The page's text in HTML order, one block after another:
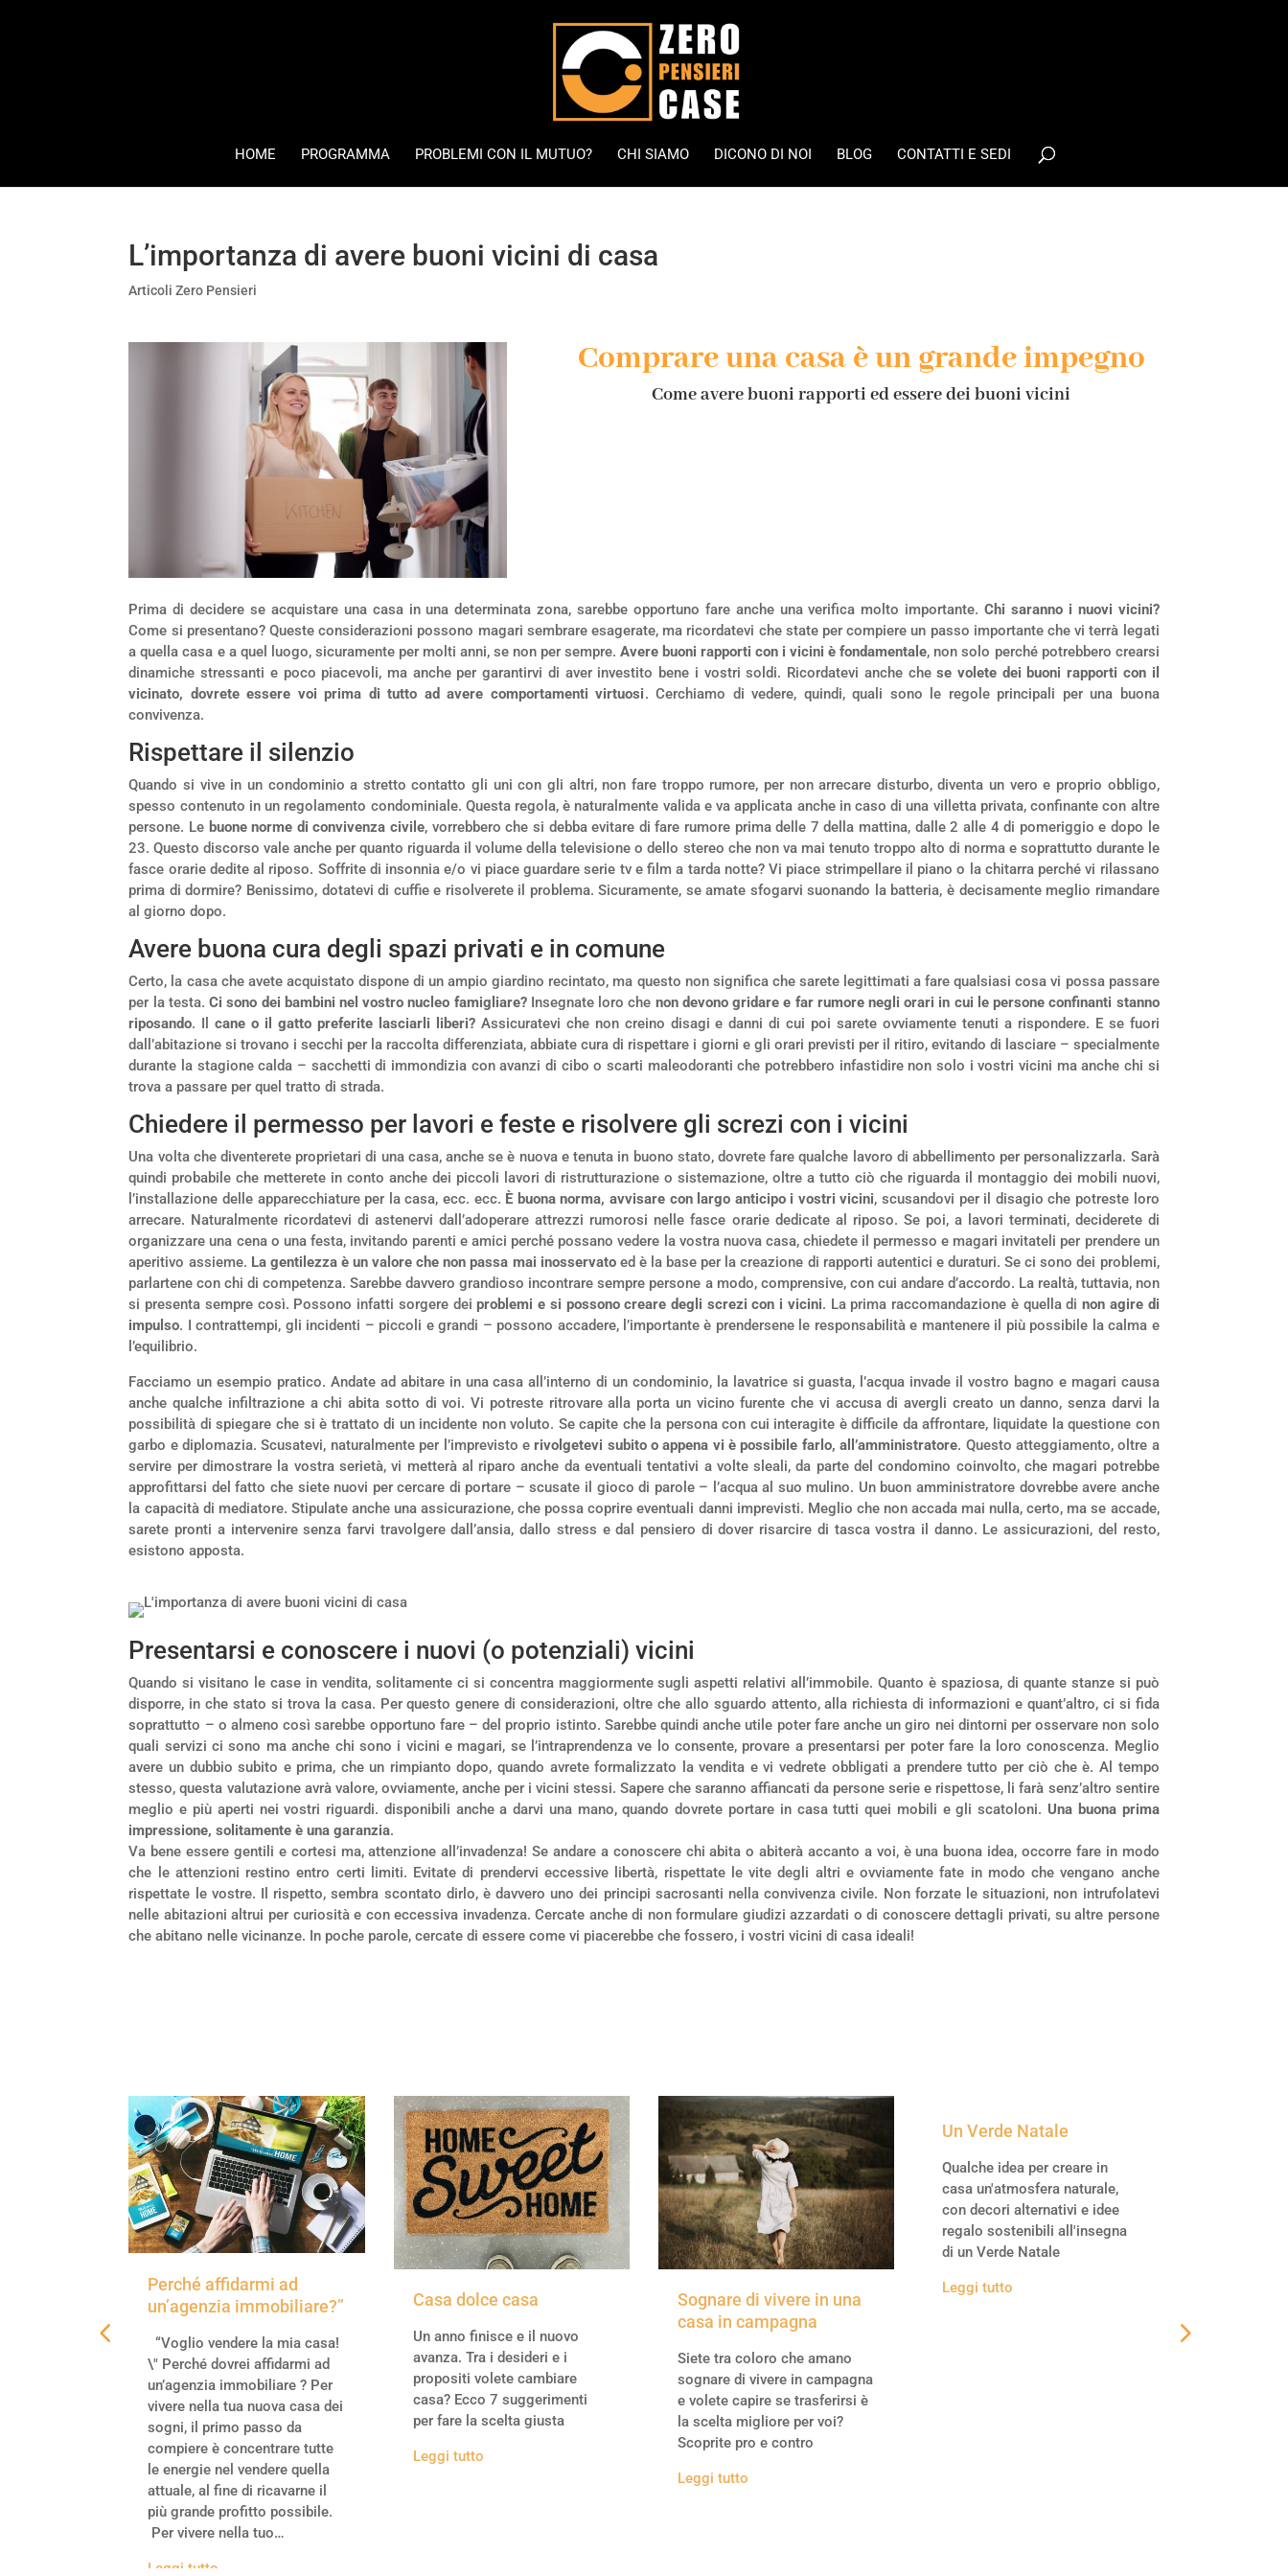
HOME PROGRAMMA PROBLEMI CON IL MUTUO? CHI SIAMO DICONO DI NOI BLOG CONTATTI E SEDI
L’importanza di avere buoni vicini di casa
Articoli Zero Pensieri
Comprare una casa è un grande impegno
Come avere buoni rapporti ed essere dei buoni vicini
Prima di decidere se acquistare una casa in una determinata zona, sarebbe opportuno fare anche una verifica molto importante.Chi saranno i nuovi vicini?
Come si presentano? Queste considerazioni possono magari sembrare esagerate, ma ricordatevi che state per compiere un passo importante che vi terrà legati
a quella casa e a quel luogo, sicuramente per molti anni, se non per sempre.Avere buoni rapporti con i vicini è fondamentale, non solo perché potrebbero crearsi
dinamiche stressanti e poco piacevoli, ma anche per garantirvi di aver investito bene i vostri soldi. Ricordatevi anche chese volete dei buoni rapporti con il
vicinato, dovrete essere voi prima di tutto ad avere comportamenti virtuosi. Cerchiamo di vedere, quindi, quali sono le regole principali per una buona
convivenza.
Rispettare il silenzio
Quando si vive in un condominio a stretto contatto gli uni con gli altri, non fare troppo rumore, per non arrecare disturbo, diventa un vero e proprio obbligo,
spesso contenuto in un regolamento condominiale. Questa regola, è naturalmente valida e va applicata anche in caso di una villetta privata, confinante con altre
persone. Le buone norme di convivenza civile, vorrebbero che si debba evitare di fare rumore prima delle 7 della mattina, dalle 2 alle 4 di pomeriggio e dopo le
23. Questo discorso vale anche per quanto riguarda il volume della televisione o dello stereo che non va mai tenuto troppo alto di norma e soprattutto durante le
fasce orarie dedite al riposo. Soffrite di insonnia e/o vi piace guardare serie tv e film a tarda notte? Vi piace strimpellare il piano o la chitarra perché vi rilassano
prima di dormire? Benissimo, dotatevi di cuffie e risolverete il problema. Sicuramente, se amate sfogarvi suonando la batteria, è decisamente meglio rimandare
al giorno dopo.
Avere buona cura degli spazi privati e in comune
Certo, la casa che avete acquistato dispone di un ampio giardino recintato, ma questo non significa che sarete legittimati a fare qualsiasi cosa vi possa passare
per la testa.Ci sono dei bambini nel vostro nucleo famigliare?Insegnate loro che non devono gridare e far rumore negli orari in cui le persone confinanti stanno
riposando. Ilcane o il gatto preferite lasciarli liberi?Assicuratevi che non creino disagi e danni di cui poi sarete ovviamente tenuti a rispondere. E se fuori
dall’abitazione si trovano i secchi per la raccolta differenziata, abbiate cura di rispettare i giorni e gli orari previsti per il ritiro, evitando di lasciare – specialmente
durante la stagione calda – sacchetti di immondizia con avanzi di cibo o scarti maleodoranti che potrebbero infastidire non solo i vostri vicini ma anche chi si
trova a passare per quel tratto di strada.
Chiedere il permesso per lavori e feste e risolvere gli screzi con i vicini
Una volta che diventerete proprietari di una casa, anche se è nuova e tenuta in buono stato, dovrete fare qualche lavoro di abbellimento per personalizzarla. Sarà
quindi probabile che metterete in conto anche dei piccoli lavori di ristrutturazione o sistemazione, oltre a tutto ciò che riguarda il montaggio dei mobili nuovi,
l’installazione delle apparecchiature per la casa, ecc. ecc. È buona norma, avvisare con largo anticipo i vostri vicini, scusandovi per il disagio che potreste loro
arrecare. Naturalmente ricordatevi di astenervi dall’adoperare attrezzi rumorosi nelle fasce orarie dedicate al riposo. Se poi, a lavori terminati, deciderete di
organizzare una cena o una festa, invitando parenti e amici perché possano vedere la vostra nuova casa, chiedete il permesso e magari invitateli per prendere un
aperitivo assieme. La gentilezza è un valore che non passa mai inosservatoed è la base per la creazione di rapporti autentici e duraturi. Se ci sono dei problemi,
parlartene con chi di competenza. Sarebbe davvero grandioso incontrare sempre persone a modo, comprensive, con cui andare d’accordo. La realtà, tuttavia, non
si presenta sempre così. Possono infatti sorgere deiproblemi e si possono creare degli screzi con i vicini. La prima raccomandazione è quella dinon agire di
impulso. I contrattempi, gli incidenti – piccoli e grandi – possono accadere, l’importante è prendersene le responsabilità e mantenere il più possibile la calma e
l’equilibrio.
Facciamo un esempio pratico. Andate ad abitare in una casa all’interno di un condominio, la lavatrice si guasta, l’acqua invade il vostro bagno e magari causa
anche qualche infiltrazione a chi abita sotto di voi. Vi potreste ritrovare alla porta un vicino furente che vi accusa di avergli creato un danno, senza darvi la
possibilità di spiegare che si è trattato di un incidente non voluto. Se capite che la persona con cui interagite è difficile da affrontare, liquidate la questione con
garbo e diplomazia. Scusatevi, naturalmente per l’imprevisto erivolgetevi subito o appena vi è possibile farlo, all’amministratore. Questo atteggiamento, oltre a
servire per dimostrare la vostra serietà, vi metterà al riparo anche da eventuali tentativi a volte sleali, da parte del condomino coinvolto, che magari potrebbe
approfittarsi del fatto che siete nuovi per cercare di portare – scusate il gioco di parole – l’acqua al suo mulino. Un buon amministratore dovrebbe avere anche
la capacità di mediatore. Stipulate anche una assicurazione, che possa coprire eventuali danni imprevisti. Meglio che non accada mai nulla, certo, ma se accade,
sarete pronti a intervenire senza farvi travolgere dall’ansia, dallo stress e dal pensiero di dover risarcire di tasca vostra il danno. Le assicurazioni, del resto,
esistono apposta.
Presentarsi e conoscere i nuovi (o potenziali) vicini
Quando si visitano le case in vendita, solitamente ci si concentra maggiormente sugli aspetti relativi all’immobile. Quanto è spaziosa, di quante stanze si può
disporre, in che stato si trova la casa. Per questo genere di considerazioni, oltre che allo sguardo attento, alla richiesta di informazioni e quant’altro, ci si fida
soprattutto – o almeno così sarebbe opportuno fare – del proprio istinto. Sarebbe quindi anche utile poter fare anche un giro nei dintorni per osservare non solo
quali servizi ci sono ma anche chi sono i vicini e magari, se l’intraprendenza ve lo consente, provare a presentarsi per poter fare la loro conoscenza. Meglio
avere un dubbio subito e prima, che un rimpianto dopo, quando avrete formalizzato la vendita e vi vedrete obbligati a prendere tutto per ciò che è. Al tempo
stesso, questa valutazione avrà valore, ovviamente, anche per i vicini stessi. Sapere che saranno affiancati da persone serie e rispettose, li farà senz’altro sentire
meglio e più aperti nei vostri riguardi. disponibili anche a darvi una mano, quando dovrete portare in casa tutti quei mobili e gli scatoloni. Una buona prima
impressione, solitamente è una garanzia.
Va bene essere gentili e cortesi ma, attenzione all’invadenza! Se andare a conoscere chi abita o abiterà accanto a voi, è una buona idea, occorre fare in modo
che le attenzioni restino entro certi limiti. Evitate di prendervi eccessive libertà, rispettate le vite degli altri e ovviamente fate in modo che vengano anche
rispettate le vostre. Il rispetto, sembra scontato dirlo, è davvero uno dei principi sacrosanti nella convivenza civile. Non forzate le situazioni, non intrufolatevi
nelle abitazioni altrui per curiosità e con eccessiva invadenza. Cercate anche di non formulare giudizi azzardati o di conoscere dettagli privati, su altre persone
che abitano nelle vicinanze. In poche parole, cercate di essere come vi piacerebbe che fossero, i vostri vicini di casa ideali!
Perché affidarmi ad
un’agenzia immobiliare?”
“Voglio vendere la mia casa!
\" Perché dovrei affidarmi ad
un’agenzia immobiliare ? Per
vivere nella tua nuova casa dei
sogni, il primo passo da
compiere è concentrare tutte
le energie nel vendere quella
attuale, al fine di ricavarne il
più grande profitto possibile.
Per vivere nella tuo…
Leggi tutto
Casa dolce casa
Un anno finisce e il nuovo
avanza. Tra i desideri e i
propositi volete cambiare
casa? Ecco 7 suggerimenti
per fare la scelta giusta
Leggi tutto
Sognare di vivere in una
casa in campagna
Siete tra coloro che amano
sognare di vivere in campagna
e volete capire se trasferirsi è
la scelta migliore per voi?
Scoprite pro e contro
Leggi tutto
Un Verde Natale
Qualche idea per creare in
casa un'atmosfera naturale,
con decori alternativi e idee
regalo sostenibili all'insegna
di un Verde Natale
Leggi tutto